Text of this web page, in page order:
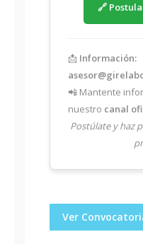
🔗
📩 Información:
📲 Mantente
nuestro canal
Postúlate y haz
Ver